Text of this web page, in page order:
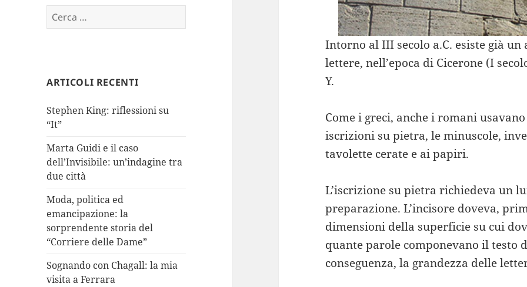
Ricerca
per:
ARTICOLI RECENTI
Stephen King: riflessioni su
“It”
Marta Guidi e il caso
dell’Invisibile: un’indagine tra
due città
Moda, politica ed
emancipazione: la
sorprendente storia del
“Corriere delle Dame”
Sognando con Chagall: la mia
visita a Ferrara
Intorno al III secolo a.C. esiste già
lettere, nell’epoca di Cicerone (I
Y.
Come i greci, anche i romani
iscrizioni su pietra, le minuscole,
tavolette cerate e ai papiri.
L’iscrizione su pietra richiedeva un
preparazione. L’incisore doveva,
dimensioni della superficie su cui
quante parole componevano il
conseguenza, la grandezza delle